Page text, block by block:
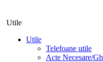
Utile
Utile
Telefoane utile
Acte Necesare/